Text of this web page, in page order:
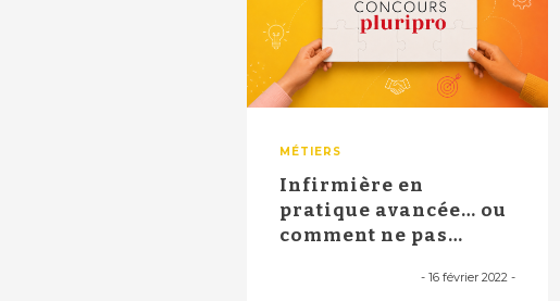
MÉTIERS
Infirmière en
pratique avancée… ou
comment ne pas
- 16 février 2022 -